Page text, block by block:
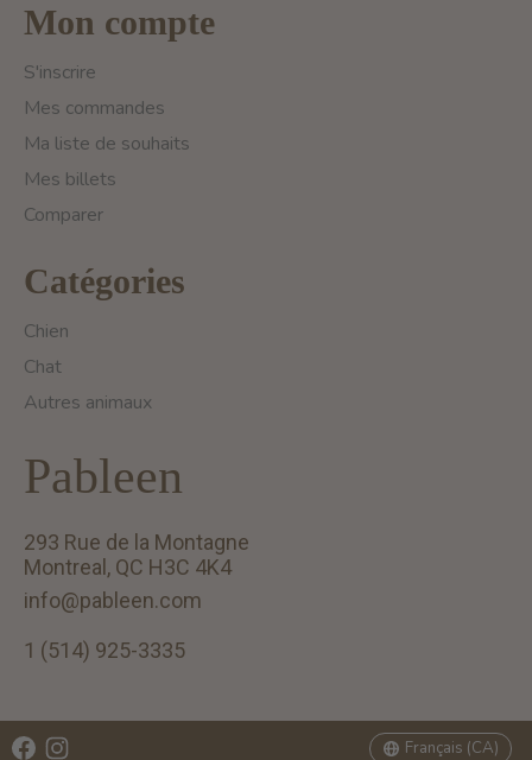
Mon compte
S'inscrire
Mes commandes
Ma liste de souhaits
Mes billets
Comparer
Catégories
Chien
Chat
Autres animaux
Pableen
293 Rue de la Montagne
Montreal, QC H3C 4K4
info@pableen.com
1 (514) 925-3335
Français (CA)